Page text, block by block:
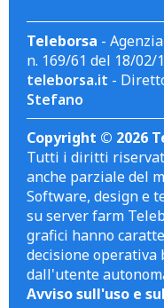
Teleborsa -
n. 169/61 del 18/02/
teleborsa.it -
Stefano
Copyright © 2026
Tutti i diritti
anche parziale del
Software, design e
su server farm
grafici hanno
decisione operativa
dall'utente
Avviso sull'uso e